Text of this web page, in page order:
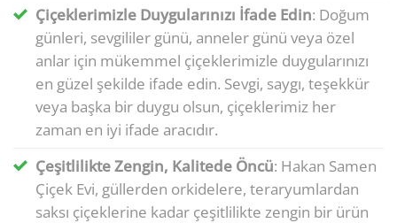
Çiçeklerimizle Duygularınızı İfade Edin: Doğum
günleri, sevgililer günü, anneler günü veya özel
anlar için mükemmel çiçeklerimizle duygularınızı
en güzel şekilde ifade edin. Sevgi, saygı, teşekkür
veya başka bir duygu olsun, çiçeklerimiz her
zaman en iyi ifade aracıdır.
Çeşitlilikte Zengin, Kalitede Öncü: Hakan Samen
Çiçek Evi, güllerden orkidelere, teraryumlardan
saksı çiçeklerine kadar çeşitlilikte zengin bir ürün